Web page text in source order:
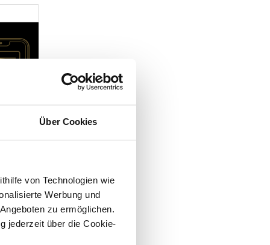
Über Cookies
von Technologien wie
Werbung und
zu ermöglichen.
jederzeit über die Cookie-